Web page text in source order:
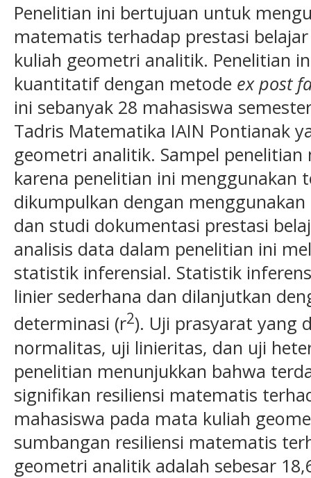
Penelitian ini bertujuan untuk
matematis terhadap prestasi
kuliah geometri analitik. Penelitian
kuantitatif dengan metode ex post
ini sebanyak 28 mahasiswa
Tadris Matematika IAIN Pontianak
geometri analitik. Sampel
karena penelitian ini menggunakan
dikumpulkan dengan
dan studi dokumentasi prestasi
analisis data dalam penelitian ini
statistik inferensial. Statistik
linier sederhana dan dilanjutkan
determinasi (r2). Uji prasyarat yang
normalitas, uji linieritas, dan uji
penelitian menunjukkan bahwa
signifikan resiliensi matematis
mahasiswa pada mata kuliah
sumbangan resiliensi matematis
geometri analitik adalah sebesar